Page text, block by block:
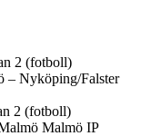
2 (fotboll)
– Nyköping/Falster
2 (fotboll)
Malmö IP